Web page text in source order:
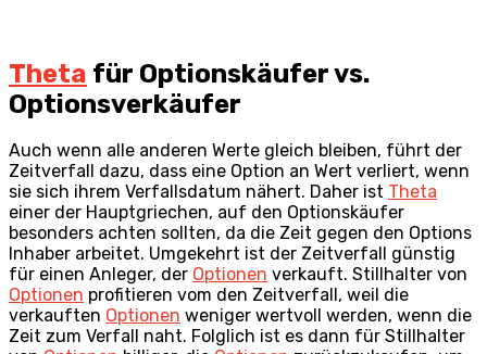
Theta für Optionskäufer vs.
Optionsverkäufer
Auch wenn alle anderen Werte gleich bleiben, führt der
Zeitverfall dazu, dass eine Option an Wert verliert, wenn
sie sich ihrem Verfallsdatum nähert. Daher ist Theta
einer der Hauptgriechen, auf den Optionskäufer
besonders achten sollten, da die Zeit gegen den Options
Inhaber arbeitet. Umgekehrt ist der Zeitverfall günstig
für einen Anleger, der Optionen verkauft. Stillhalter von
Optionen profitieren vom den Zeitverfall, weil die
verkauften Optionen weniger wertvoll werden, wenn die
Zeit zum Verfall naht. Folglich ist es dann für Stillhalter